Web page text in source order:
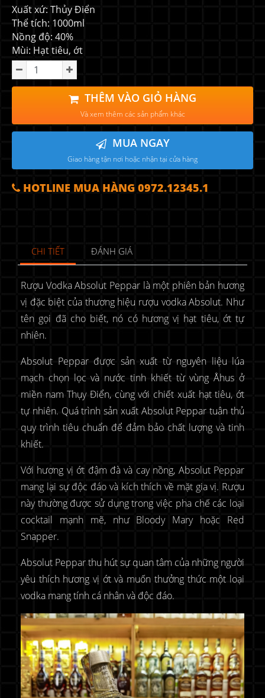
Xuất xứ: Thủy Điển
Thể tích: 1000ml
Nồng độ: 40%
Mùi: Hạt tiêu, ớt
THÊM VÀO GIỎ HÀNG
Và xem thêm các sản phẩm khác
MUA NGAY
Giao hàng tận nơi hoặc nhận tại cửa hàng
HOTLINE MUA HÀNG 0972.12345.1
CHI TIẾT ĐÁNH GIÁ
Rượu Vodka Absolut Peppar là một phiên bản hương
vị đặc biệt của thương hiệu rượu vodka Absolut. Như
tên gọi đã cho biết, nó có hương vị hạt tiêu, ớt tự
nhiên.
Absolut Peppar được sản xuất từ nguyên liệu lúa
mạch chọn lọc và nước tinh khiết từ vùng Åhus ở
miền nam Thụy Điển, cùng với chiết xuất hạt tiêu, ớt
tự nhiên. Quá trình sản xuất Absolut Peppar tuân thủ
quy trình tiêu chuẩn để đảm bảo chất lượng và tinh
khiết.
Với hương vị ớt đậm đà và cay nồng, Absolut Peppar
mang lại sự độc đáo và kích thích về mặt gia vị. Rượu
này thường được sử dụng trong việc pha chế các loại
cocktail mạnh mẽ, như Bloody Mary hoặc Red
Snapper.
Absolut Peppar thu hút sự quan tâm của những người
yêu thích hương vị ớt và muốn thưởng thức một loại
vodka mang tính cá nhân và độc đáo.